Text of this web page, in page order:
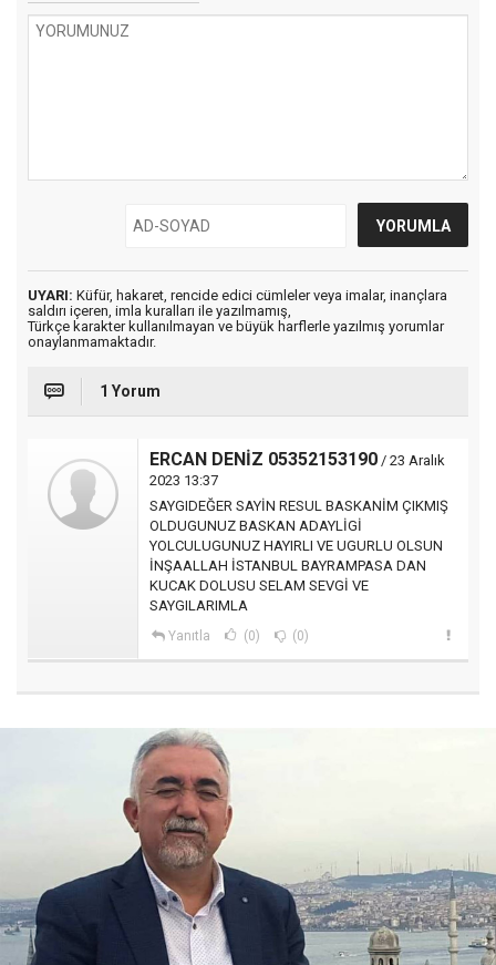
UYARI: Küfür, hakaret, rencide edici cümleler veya imalar, inançlara
saldırı içeren, imla kuralları ile yazılmamış,
Türkçe karakter kullanılmayan ve büyük harflerle yazılmış yorumlar
onaylanmamaktadır.
1 Yorum
ERCAN DENİZ 05352153190 / 23 Aralık
2023 13:37
SAYGIDEĞER SAYİN RESUL BASKANİM ÇIKMIŞ
OLDUGUNUZ BASKAN ADAYLİGİ
YOLCULUGUNUZ HAYIRLI VE UGURLU OLSUN
İNŞAALLAH İSTANBUL BAYRAMPASA DAN
KUCAK DOLUSU SELAM SEVGİ VE
SAYGILARIMLA
Yanıtla (0) (0)